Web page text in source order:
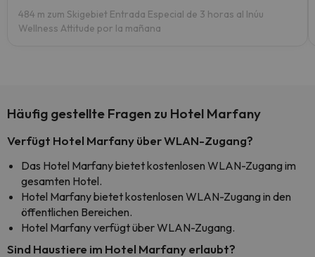
484 m zum Skigebiet Entrada Especial de 3 horas al Inúu
Wellness Attitude por la mañana
Häufig gestellte Fragen zu Hotel Marfany
Verfügt Hotel Marfany über WLAN-Zugang?
Das Hotel Marfany bietet kostenlosen WLAN-Zugang im
gesamten Hotel.
Hotel Marfany bietet kostenlosen WLAN-Zugang in den
öffentlichen Bereichen.
Hotel Marfany verfügt über WLAN-Zugang.
Sind Haustiere im Hotel Marfany erlaubt?